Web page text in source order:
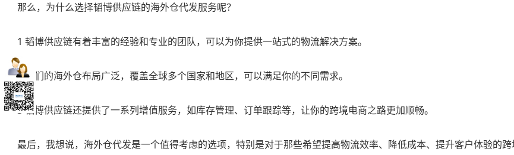
那么，为什么选择韬博供应链的海外仓代发服务呢？
1 韬博供应链有着丰富的经验和专业的团队，可以为你提供一站式的物流解决方案。
2 他们的海外仓布局广泛，覆盖全球多个国家和地区，可以满足你的不同需求。
3 韬博供应链还提供了一系列增值服务，如库存管理、订单跟踪等，让你的跨境电商之路更加顺畅。
最后，我想说， 海外仓代发是一个值得考虑的选项，特别是对于那些希望提高物流效率、降低成本、提升客户体验的